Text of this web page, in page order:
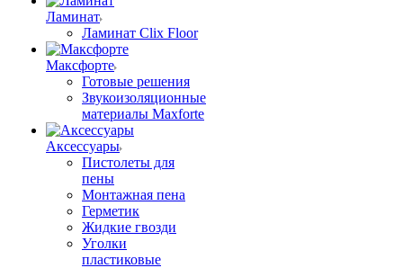
Ламинат
Ламинат Clix Floor
Максфорте
Готовые решения
Звукоизоляционные
материалы Maxforte
Аксессуары
Пистолеты для
пены
Монтажная пена
Герметик
Жидкие гвозди
Уголки
пластиковые